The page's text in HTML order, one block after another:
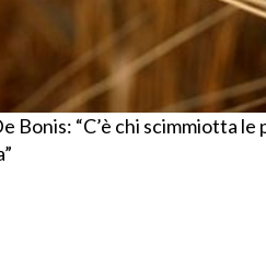
Bonis: “C’è chi scimmiotta